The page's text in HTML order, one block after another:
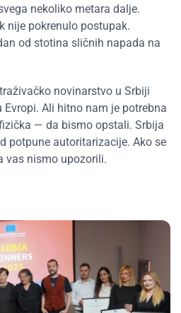
nekoliko metara dalje.
nije pokrenulo postupak.
od stotina sličnih napada na
novinarstvo u Srbiji
Ali hitno nam je potrebna
— da bismo opstali. Srbija
potpune autoritarizacije. Ako se
vas nismo upozorili.